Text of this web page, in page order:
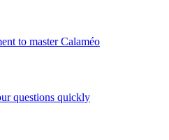
to master Calaméo
questions quickly